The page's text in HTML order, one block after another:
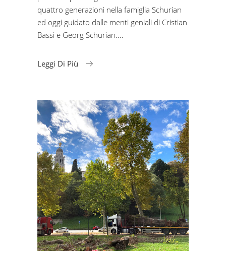
quattro generazioni nella famiglia Schurian
ed oggi guidato dalle menti geniali di Cristian
Bassi e Georg Schurian.
Leggi Di Più